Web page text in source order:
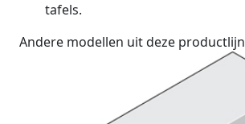
tafels.
Andere modellen uit deze productlijn